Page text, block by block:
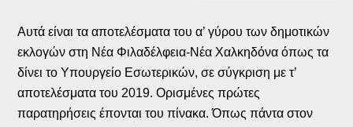
Αυτά είναι τα αποτελέσματα του α’ γύρου των δημοτικών
εκλογών στη Νέα Φιλαδέλφεια-Νέα Χαλκηδόνα όπως τα
δίνει το Υπουργείο Εσωτερικών, σε σύγκριση με τ’
αποτελέσματα του 2019. Ορισμένες πρώτες
παρατηρήσεις έπονται του πίνακα. Όπως πάντα στον